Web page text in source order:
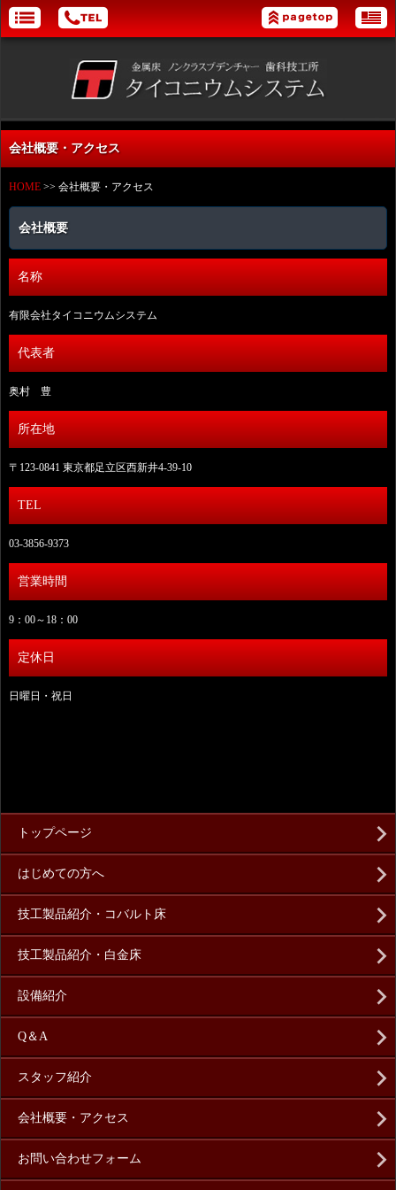
会社概要・アクセス
HOME >> 会社概要・アクセス
会社概要
名称
有限会社タイコニウムシステム
代表者
奥村 豊
所在地
〒123-0841 東京都足立区西新井4-39-10
TEL
03-3856-9373
営業時間
9：00～18：00
定休日
日曜日・祝日
トップページ
はじめての方へ
技工製品紹介・コバルト床
技工製品紹介・白金床
設備紹介
Q＆A
スタッフ紹介
会社概要・アクセス
お問い合わせフォーム